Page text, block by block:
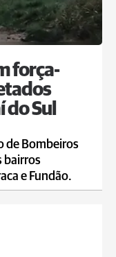
força-
Sul
de Bombeiros
bairros
e Fundão.